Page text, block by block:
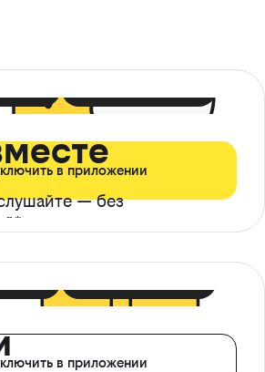
— без
в приложении
в приложении